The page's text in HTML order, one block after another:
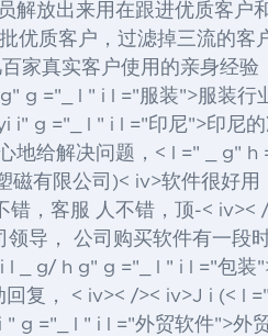
解放出来用在跟进优质客户
优质客户，过滤掉三流
家真实客户使用的亲身经
g ="_ l " i l ="服装">服装行
i" g ="_ l " i l ="印尼">印尼
地给解决问题，< l =" _ g"
磁有限公司)< iv>软件很好
错，客服 人不错，顶-< iv><
导， 公司购买软件有一
l _ g/ h g" g ="_ l " i l ="包装
回复， < iv>< />< iv>J i (< l
g ="_ l " i l ="外贸软件">外